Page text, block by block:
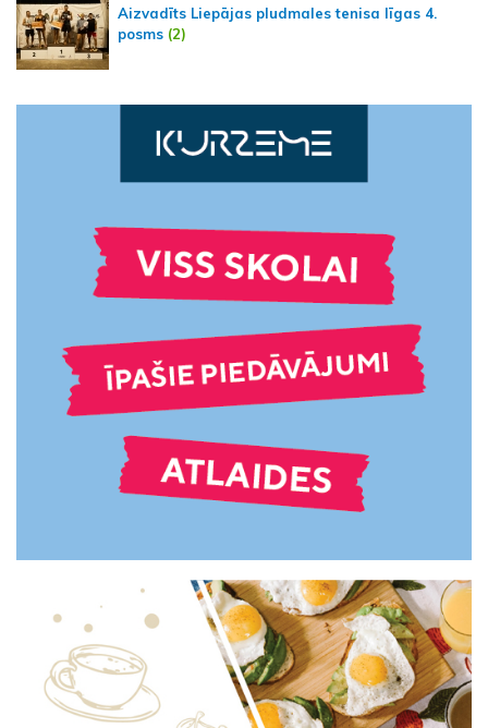
Aizvadīts Liepājas pludmales tenisa līgas 4.
posms (2)